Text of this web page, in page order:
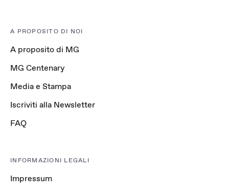
A PROPOSITO DI NOI
A proposito di MG
MG Centenary
Media e Stampa
Iscriviti alla Newsletter
FAQ
INFORMAZIONI LEGALI
Impressum